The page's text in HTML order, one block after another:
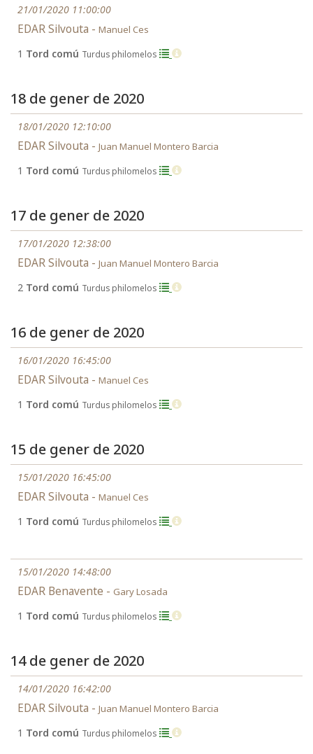
21/01/2020 11:00:00
EDAR Silvouta - Manuel Ces
1 Tord comú Turdus philomelos
18 de gener de 2020
18/01/2020 12:10:00
EDAR Silvouta - Juan Manuel Montero Barcia
1 Tord comú Turdus philomelos
17 de gener de 2020
17/01/2020 12:38:00
EDAR Silvouta - Juan Manuel Montero Barcia
2 Tord comú Turdus philomelos
16 de gener de 2020
16/01/2020 16:45:00
EDAR Silvouta - Manuel Ces
1 Tord comú Turdus philomelos
15 de gener de 2020
15/01/2020 16:45:00
EDAR Silvouta - Manuel Ces
1 Tord comú Turdus philomelos
15/01/2020 14:48:00
EDAR Benavente - Gary Losada
1 Tord comú Turdus philomelos
14 de gener de 2020
14/01/2020 16:42:00
EDAR Silvouta - Juan Manuel Montero Barcia
1 Tord comú Turdus philomelos